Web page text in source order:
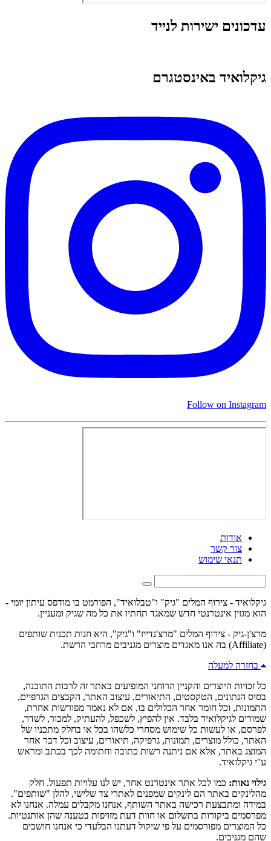
עדכונים ישירות לנייד
גיקלואיד באינסטגרם
Follow on Instagram
אודות
צור קשר
תנאי שימוש
גיקלואיד - צירוף המלים "גיק" ו"טבלואיד", הפורמט בו מודפס עיתון יומי -
הוא מגזין אינטרנטי חדש שמאגד תחתיו את כל מה שגיק ומעניין.
מרצ'ן-גיק - צירוף המלים "מרצ'נדייז" ו"גיק", היא חנות תכנית שותפים
(Affiliate) בה אנו מאגדים מוצרים מגניבים מרחבי הרשת.
בחזרה למעלה
כל זכויות היוצרים והקניין הרוחני המופיעים באתר זה לרבות התוכנה,
בסיס הנתונים, הטקסטים, התיאורים, עיצוב האתר, הקבצים הגרפיים,
התמונות, וכל חומר אחר הכלולים בו, אם לא נאמר מפורשות אחרת,
שמורים לגיקלואיד בלבד. אין להפיץ, לשכפל, להעתיק, למכור, לשדר,
לפרסם, או לעשות כל שימוש מסחרי כלשהו בכל או בחלק מתכניו של
האתר, כולל מוצרים, תמונות, גרפיקה, תיאורים, עיצוב וכל דבר אחר
המוצג באתר, אלא אם ניתנה רשות כתובה וחתומה לכך בכתב ומראש
ע''י גיקלואיד.
גילוי נאות: כמו לכל אתר אינטרנט אחר, יש לנו עלויות תפעול. חלק
מהלינקים באתר הם לינקים שמפנים לאתרי צד שלישי, להלן "שותפים".
במידה ומתבצעת רכישה באתר השותף, אנחנו מקבלים עמלה. אנחנו לא
מפרסמים ביקורות בתשלום או חוות דעת מזויפות בטענה שהן אותנטיות.
כל המוצרים מפורסמים על פי שיקול דעתנו הבלעדי כי אנחנו חושבים
שהם מגניבים.